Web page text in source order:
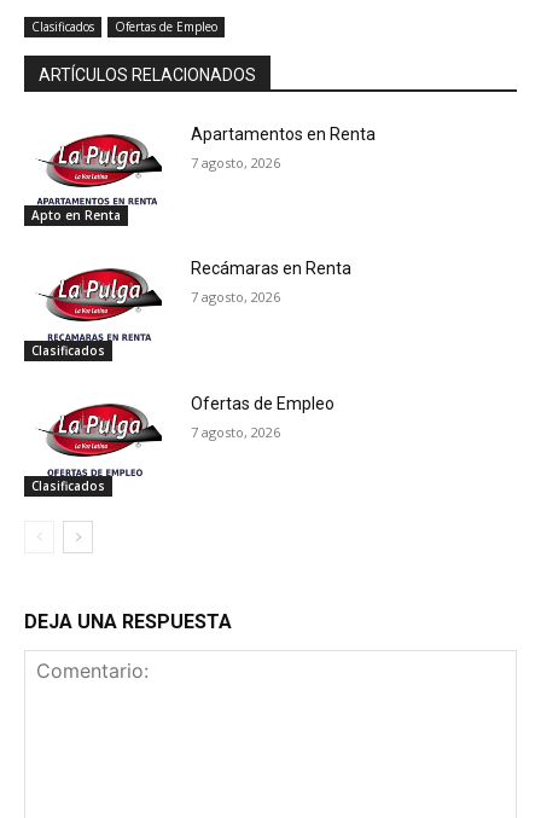
Clasificados Ofertas de Empleo
ARTÍCULOS RELACIONADOS
Apto en Renta
Apartamentos en Renta
7 agosto, 2026
Clasificados
Recámaras en Renta
7 agosto, 2026
Clasificados
Ofertas de Empleo
7 agosto, 2026
DEJA UNA RESPUESTA